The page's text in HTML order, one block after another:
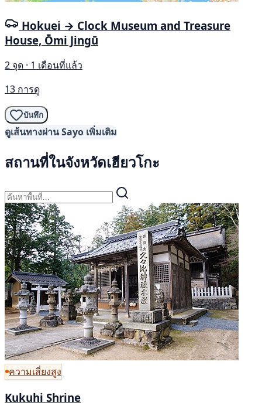
Hokuei → Clock Museum and Treasure
House, Ōmi Jingū
2 จุด · 1 เดือนที่แล้ว
13 การดู
บันทึก
ดูเส้นทางผ่าน Sayo เพิ่มเติม
สถานที่ในจังหวัดเฮียวโกะ
ความเสี่ยงสูง
Kukuhi Shrine